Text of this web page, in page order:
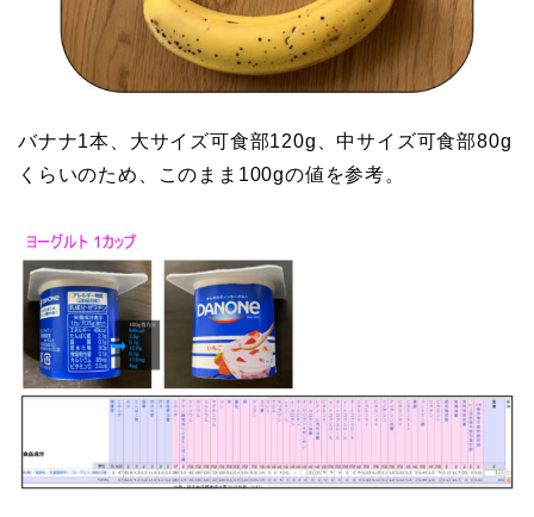
バナナ1本、大サイズ可食部120g、中サイズ可食部80g
くらいのため、このまま100gの値を参考。